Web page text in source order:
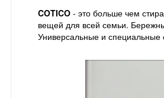
COTICO - это больше чем
вещей для всей семьи.
Универсальные и